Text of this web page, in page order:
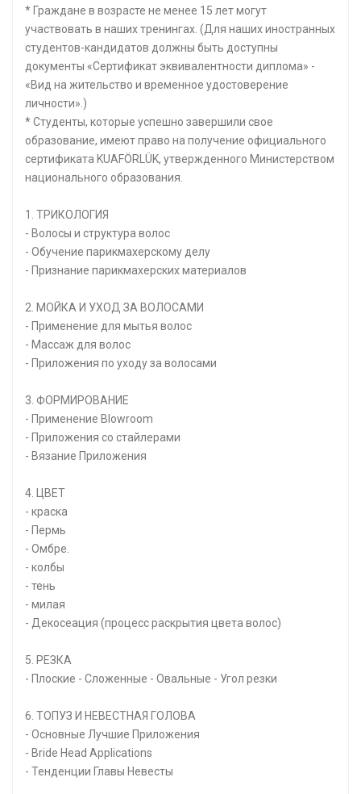
* Граждане в возрасте не менее 15 лет могут
участвовать в наших тренингах. (Для наших иностранных
студентов-кандидатов должны быть доступны
документы «Сертификат эквивалентности диплома» -
«Вид на жительство и временное удостоверение
личности».)
* Студенты, которые успешно завершили свое
образование, имеют право на получение официального
сертификата KUAFÖRLÜK, утвержденного Министерством
национального образования.
1. ТРИКОЛОГИЯ
- Волосы и структура волос
- Обучение парикмахерскому делу
- Признание парикмахерских материалов
2. МОЙКА И УХОД ЗА ВОЛОСАМИ
- Применение для мытья волос
- Массаж для волос
- Приложения по уходу за волосами
3. ФОРМИРОВАНИЕ
- Применение Blowroom
- Приложения со стайлерами
- Вязание Приложения
4. ЦВЕТ
- краска
- Пермь
- Омбре.
- колбы
- тень
- милая
- Декосеация (процесс раскрытия цвета волос)
5. РЕЗКА
- Плоские - Сложенные - Овальные - Угол резки
6. ТОПУЗ И НЕВЕСТНАЯ ГОЛОВА
- Основные Лучшие Приложения
- Bride Head Applications
- Тенденции Главы Невесты